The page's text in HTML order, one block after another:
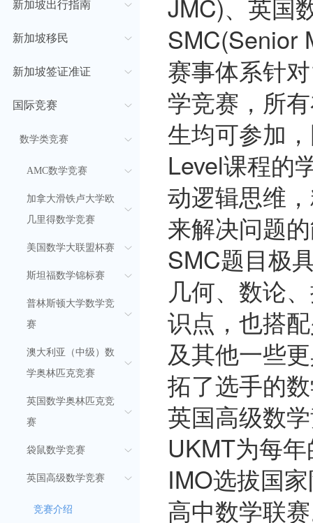
新加坡出行指南
新加坡移民
新加坡签证准证
国际竞赛
数学类竞赛
AMC数学竞赛
加拿大滑铁卢大学欧
几里得数学竞赛
美国数学大联盟杯赛
斯坦福数学锦标赛
普林斯顿大学数学竞
赛
澳大利亚（中级）数
学奥林匹克竞赛
英国数学奥林匹克竞
赛
袋鼠数学竞赛
英国高级数学竞赛
竞赛介绍
JMC)、英国
SMC(Senior
赛事体系针
学竞赛，所
生均可参加
Level课程的
动逻辑思维
来解决问题
SMC题目极
几何、数论
识点，也搭
及其他一些
拓了选手的
英国高级数
UKMT为每
IMO选拔国
高中数学联